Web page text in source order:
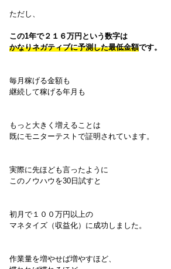
ただし、
この1年で２１６万円という数字は
かなりネガティブに予測した最低金額です。
毎月稼げる金額も
継続して稼げる年月も
もっと大きく増えることは
既にモニターテストで証明されています。
実際に先ほども言ったように
このノウハウを30日試すと
初月で１００万円以上の
マネタイズ（収益化）に成功しました。
作業量を増やせば増やすほど、